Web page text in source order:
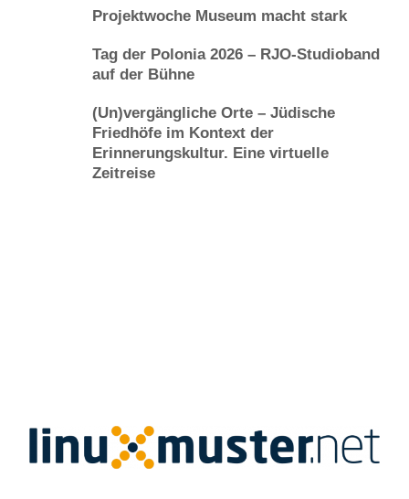
Projektwoche Museum macht stark
Tag der Polonia 2026 – RJO-Studioband
auf der Bühne
(Un)vergängliche Orte – Jüdische
Friedhöfe im Kontext der
Erinnerungskultur. Eine virtuelle
Zeitreise